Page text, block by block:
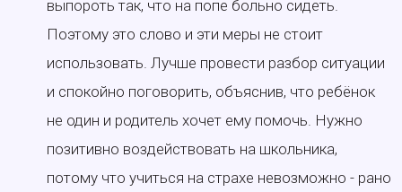
выпороть так, что на попе больно сидеть.
Поэтому это слово и эти меры не стоит
использовать. Лучше провести разбор ситуации
и спокойно поговорить, объяснив, что ребёнок
не один и родитель хочет ему помочь. Нужно
позитивно воздействовать на школьника,
потому что учиться на страхе невозможно - рано